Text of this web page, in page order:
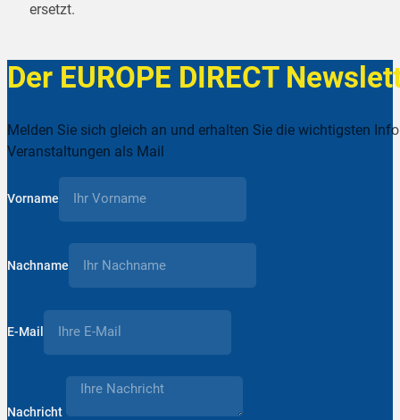
ersetzt.
Der EUROPE DIRECT
Melden Sie sich gleich an und erhalten Sie die wichtigsten
Veranstaltungen als Mail
Vorname
Nachname
E-Mail
Nachricht